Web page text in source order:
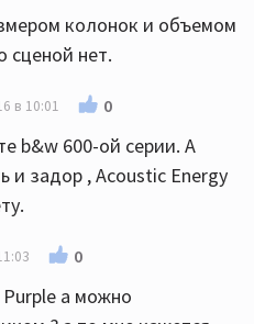
колонок и объемом
сценой нет.
в 10:01 0
b&w 600-ой серии. А
и задор , Acoustic Energy
0
Purple а можно